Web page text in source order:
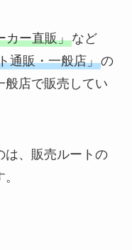
カー直販」など
通販・一般店」の
般店で販売してい
は、販売ルートの